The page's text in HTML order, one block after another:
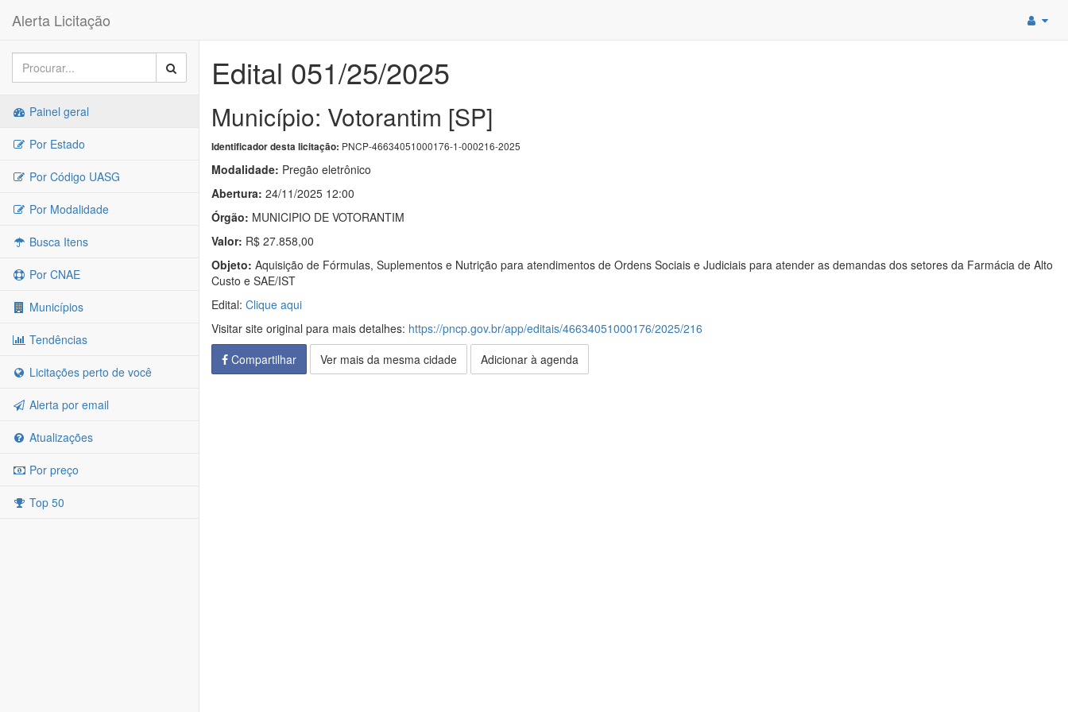
Alerta Licitação
Painel geral
Por Estado
Por Código UASG
Por Modalidade
Busca Itens
Por CNAE
Municípios
Tendências
Licitações perto de você
Alerta por email
Atualizações
Por preço
Top 50
Edital 051/25/2025
Município: Votorantim [SP]
Identificador desta licitação: PNCP-46634051000176-1-000216-2025
Modalidade: Pregão eletrônico
Abertura: 24/11/2025 12:00
Órgão: MUNICIPIO DE VOTORANTIM
Valor: R$ 27.858,00
Objeto: Aquisição de Fórmulas, Suplementos e Nutrição para atendimentos de Ordens Sociais e Judiciais para atender as demandas dos setores da Farmácia de Alto
Custo e SAE/IST
Edital: Clique aqui
Visitar site original para mais detalhes: https://pncp.gov.br/app/editais/46634051000176/2025/216
Compartilhar
Ver mais da mesma cidade Adicionar à agenda